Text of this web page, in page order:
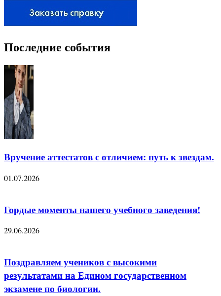
Последние события
Вручение аттестатов с отличием: путь к звездам.
01.07.2026
Гордые моменты нашего учебного заведения!
29.06.2026
Поздравляем учеников с высокими
результатами на Едином государственном
экзамене по биологии.